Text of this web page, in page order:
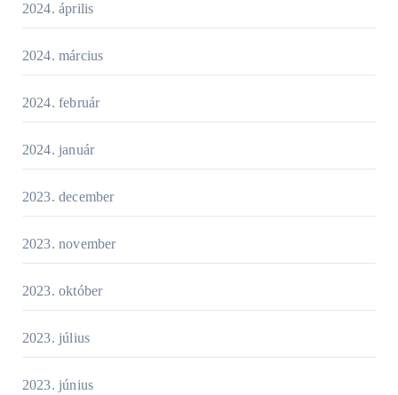
2024. április
2024. március
2024. február
2024. január
2023. december
2023. november
2023. október
2023. július
2023. június